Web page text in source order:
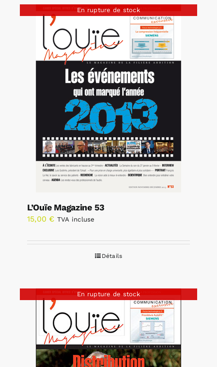
En rupture de stock
L’Ouïe Magazine 53
15,00 € TVA incluse
Détails
En rupture de stock